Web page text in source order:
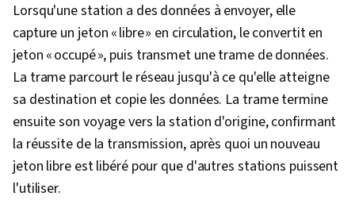
données, Technologies de stockage des
données, Systèmes de fichiers, Prévention de
la perte de données, Pipelines de données,
Traitement des données, Apache Spark, Big
Data, NoSQL, Bases de données
opérationnelles, Apache Hadoop, Procédure
stockée, Traitement des transactions,
Serveurs Microsoft SQL
Lorsqu'une station a des données à envoyer, elle
capture un jeton « libre » en circulation, le convertit en
jeton « occupé », puis transmet une trame de données.
La trame parcourt le réseau jusqu'à ce qu'elle atteigne
sa destination et copie les données. La trame termine
ensuite son voyage vers la station d'origine, confirmant
la réussite de la transmission, après quoi un nouveau
jeton libre est libéré pour que d'autres stations puissent
l'utiliser.